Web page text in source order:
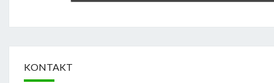
KONTAKT